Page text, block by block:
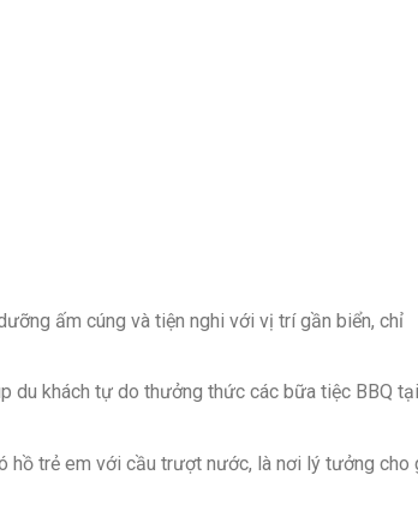
ấm cúng và tiện nghi với vị trí gần biển, chỉ
du khách tự do thưởng thức các bữa tiệc BBQ tại
hồ trẻ em với cầu trượt nước, là nơi lý tưởng cho